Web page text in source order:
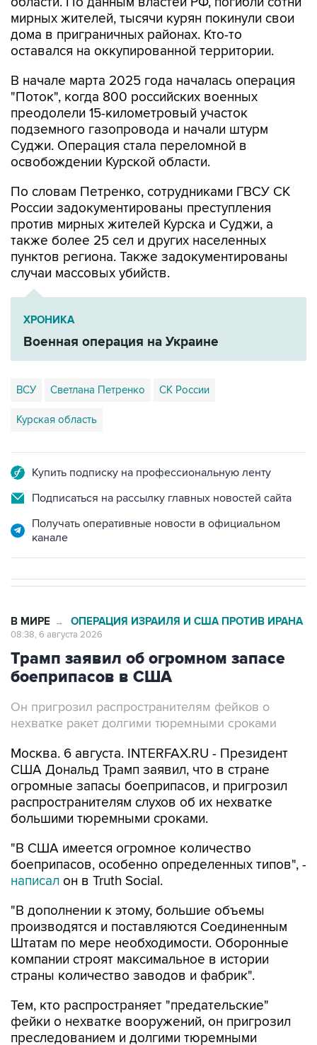
мирных жителей, тысячи курян покинули свои
дома в приграничных районах. Кто-то
оставался на оккупированной территории.
В начале марта 2025 года началась операция
"Поток", когда 800 российских военных
преодолели 15-километровый участок
подземного газопровода и начали штурм
Суджи. Операция стала переломной в
освобождении Курской области.
По словам Петренко, сотрудниками ГВСУ СК
России задокументированы преступления
против мирных жителей Курска и Суджи, а
также более 25 сел и других населенных
пунктов региона. Также задокументированы
случаи массовых убийств.
ХРОНИКА
Военная операция на Украине
ВСУ Светлана Петренко СК России
Курская область
Купить подписку на профессиональную ленту
Подписаться на рассылку главных новостей сайта
Получать оперативные новости в официальном
канале
В МИРЕ → ОПЕРАЦИЯ ИЗРАИЛЯ И США ПРОТИВ ИРАНА
08:38, 6 августа 2026
Трамп заявил об огромном запасе
боеприпасов в США
Он пригрозил распространителям фейков о
нехватке ракет долгими тюремными сроками
Москва. 6 августа. INTERFAX.RU - Президент
США Дональд Трамп заявил, что в стране
огромные запасы боеприпасов, и пригрозил
распространителям слухов об их нехватке
большими тюремными сроками.
"В США имеется огромное количество
боеприпасов, особенно определенных типов", -
написал он в Truth Social.
"В дополнении к этому, большие объемы
производятся и поставляются Соединенным
Штатам по мере необходимости. Оборонные
компании строят максимальное в истории
страны количество заводов и фабрик".
Тем, кто распространяет "предательские"
фейки о нехватке вооружений, он пригрозил
преследованием и долгими тюремными